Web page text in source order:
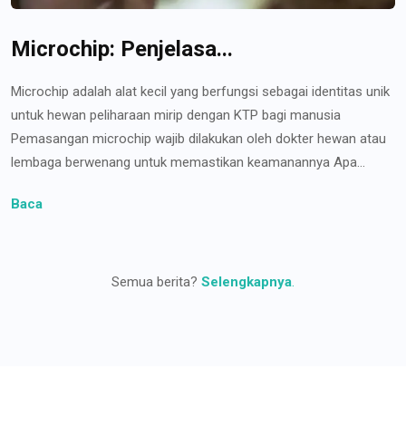
Microchip: Penjelasa...
Microchip adalah alat kecil yang berfungsi sebagai identitas unik
untuk hewan peliharaan mirip dengan KTP bagi manusia
Pemasangan microchip wajib dilakukan oleh dokter hewan atau
lembaga berwenang untuk memastikan keamanannya Apa...
Baca
Semua berita? Selengkapnya.